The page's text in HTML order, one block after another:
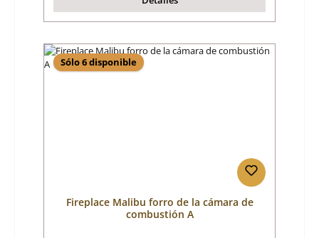
Sólo 6 disponible
Fireplace Malibu forro de la cámara de
combustión A